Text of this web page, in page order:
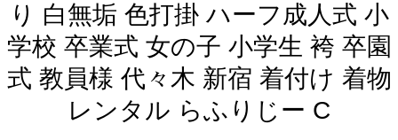
り 白無垢 色打掛 ハーフ成人式 小
学校 卒業式 女の子 小学生 袴 卒園
式 教員様 代々木 新宿 着付け 着物
レンタル らふりじー C